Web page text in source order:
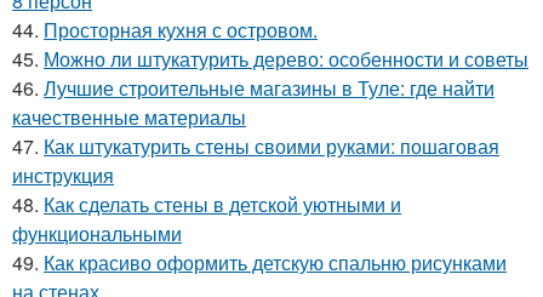
44. Просторная кухня с островом.
45. Можно ли штукатурить дерево: особенности и советы
46. Лучшие строительные магазины в Туле: где найти
качественные материалы
47. Как штукатурить стены своими руками: пошаговая
инструкция
48. Как сделать стены в детской уютными и
функциональными
49. Как красиво оформить детскую спальню рисунками